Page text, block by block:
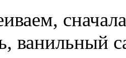
ванильный